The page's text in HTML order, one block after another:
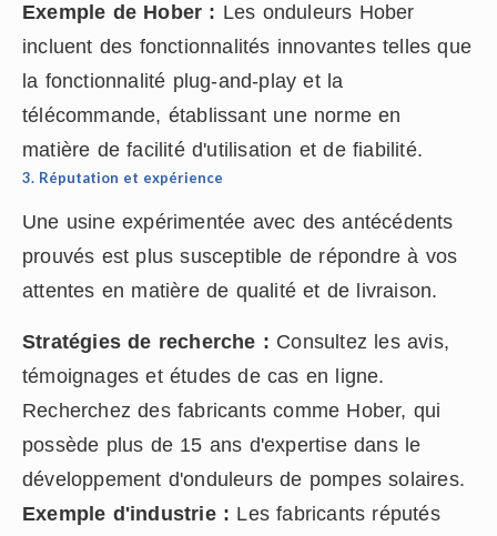
Exemple de Hober : Les onduleurs Hober
incluent des fonctionnalités innovantes telles que
la fonctionnalité plug-and-play et la
télécommande, établissant une norme en
matière de facilité d'utilisation et de fiabilité.
3. Réputation et expérience
Une usine expérimentée avec des antécédents
prouvés est plus susceptible de répondre à vos
attentes en matière de qualité et de livraison.
Stratégies de recherche : Consultez les avis,
témoignages et études de cas en ligne.
Recherchez des fabricants comme Hober, qui
possède plus de 15 ans d'expertise dans le
développement d'onduleurs de pompes solaires.
Exemple d'industrie : Les fabricants réputés